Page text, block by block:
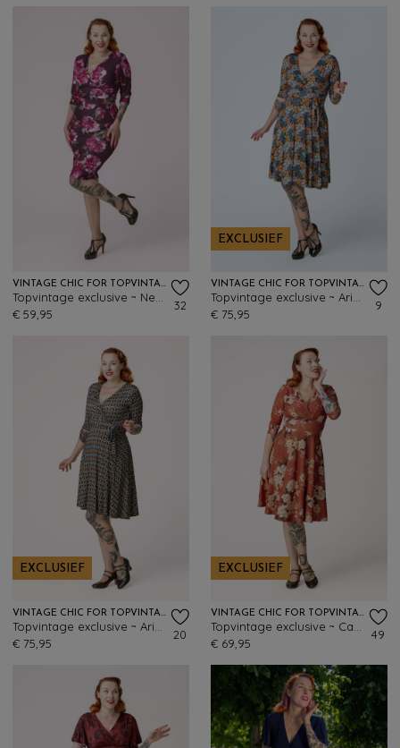
VINTAGE CHIC FOR TOPVINTAGE
€ 59,95
32
EXCLUSIEF
VINTAGE CHIC FOR TOPVINTAGE
€ 75,95
9
EXCLUSIEF
VINTAGE CHIC FOR TOPVINTAGE
€ 75,95
20
EXCLUSIEF
VINTAGE CHIC FOR TOPVINTAGE
€ 69,95
49